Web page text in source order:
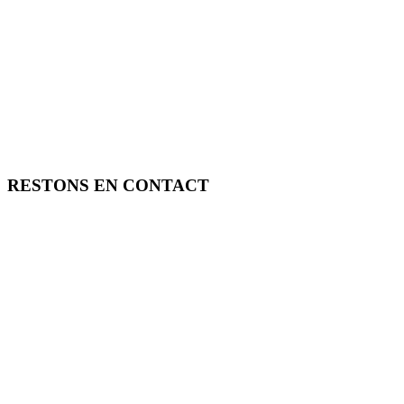
RESTONS EN CONTACT